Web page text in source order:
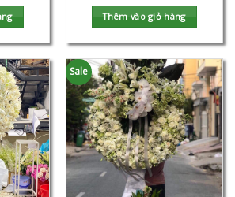
Thêm vào giỏ hàng
Sale